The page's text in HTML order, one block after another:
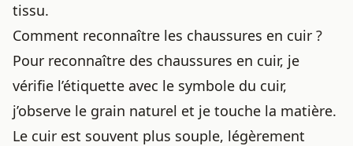
tissu.
Comment reconnaître les chaussures en cuir ?
Pour reconnaître des chaussures en cuir, je
vérifie l’étiquette avec le symbole du cuir,
j’observe le grain naturel et je touche la matière.
Le cuir est souvent plus souple, légèrement